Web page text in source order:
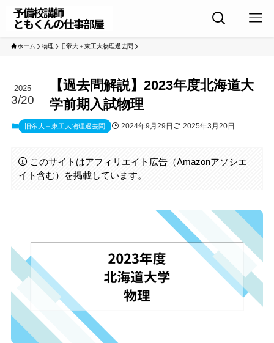
ホーム 物理 旧帝大＋東工大物理過去問
【過去問解説】2023年度北海道大
学前期入試物理
2025
3/20
旧帝大＋東工大物理過去問 2024年9月29日 2025年3月20日
このサイトはアフィリエイト広告（Amazonアソシエ
イト含む）を掲載しています。